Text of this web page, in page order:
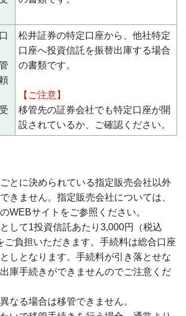
松井証券の特定口座から、他社特定
口座へ投資信託を振替出庫する場合
の書類です。
【ご注意】
移管先の証券会社でも特定口座が開
設されているか、ご確認ください。
とに決められている指定販売会社以外
きません。指定販売会社については、
WEBサイトをご参照ください。
して1投資信託あたり3,000円（税込
ご負担いただきます。手続料は総合口座
しとなります。手続料が引き落とせな
庫手続きができませんのでご注意くだ
なる場合は移管できません。